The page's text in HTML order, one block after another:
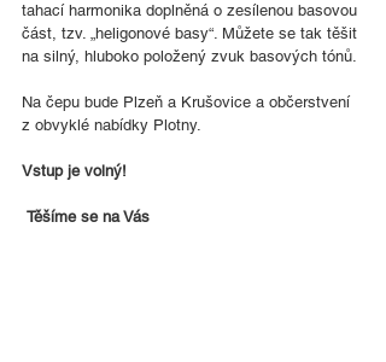
tahací harmonika doplněná o zesílenou basovou
část, tzv. „heligonové basy“. Můžete se tak těšit
na silný, hluboko položený zvuk basových tónů.
Na čepu bude Plzeň a Krušovice a občerstvení
z obvyklé nabídky Plotny.
Vstup je volný!
Těšíme se na Vás